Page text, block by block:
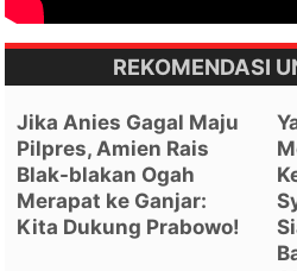
REKOMENDASI
Jika Anies Gagal Maju
Pilpres, Amien Rais
Blak-blakan Ogah
Merapat ke Ganjar:
Kita Dukung Prabowo!